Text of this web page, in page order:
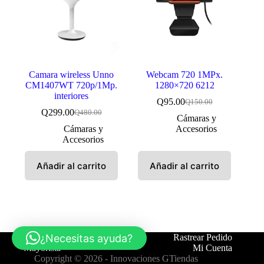
Camara wireless Unno
CM1407WT 720p/1Mp.
interiores
Q480.00
El
precio
original
era:
Q299.00El
precio
actual
es:
Cámaras y
Accesorios
Añadir al carrito
Webcam 720 1MPx.
1280×720 6212
Q150.00
El
precio
original
Q150.00.
Q95.00El
precio
actual
Q95.00.
Cámaras y
Accesorios
Añadir al carrito
Tienda Contáctanos
Rastrear Pedido
Mayorista
Mi Cuenta
Copyright © 2026 - Innovaciones GTiendas
¿Necesitas ayuda?